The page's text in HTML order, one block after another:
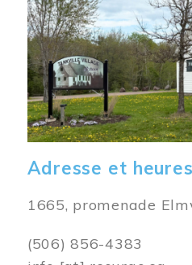
Adresse et heures
1665, promenade
(506) 856-4383